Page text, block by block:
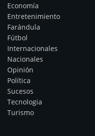
Economía
Entretenimiento
Farándula
Fútbol
Internacionales
Nacionales
Opinión
Política
Sucesos
Tecnologia
Turismo